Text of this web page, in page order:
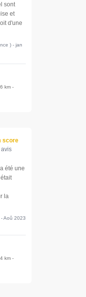
sont
et
d'une
) - jan
km-
score
été une
la
Aoû 2023
km-